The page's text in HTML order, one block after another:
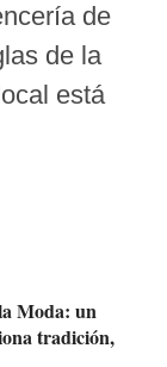
de
de la
está
Moda: un
tradición,